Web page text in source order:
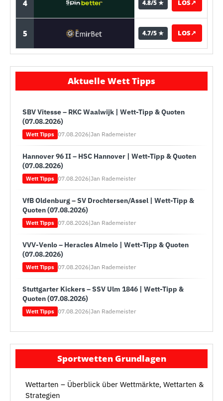
4 4.8/5 ★ LOS↗
5 4.7/5 ★ LOS↗
Aktuelle Wett Tipps
SBV Vitesse – RKC Waalwijk | Wett-Tipp & Quoten
(07.08.2026)
Wett Tipps 07.08.2026|Jan Rademeister
Hannover 96 II – HSC Hannover | Wett-Tipp & Quoten
(07.08.2026)
Wett Tipps 07.08.2026|Jan Rademeister
VfB Oldenburg – SV Drochtersen/Assel | Wett-Tipp &
Quoten (07.08.2026)
Wett Tipps 07.08.2026|Jan Rademeister
VVV-Venlo – Heracles Almelo | Wett-Tipp & Quoten
(07.08.2026)
Wett Tipps 07.08.2026|Jan Rademeister
Stuttgarter Kickers – SSV Ulm 1846 | Wett-Tipp &
Quoten (07.08.2026)
Wett Tipps 07.08.2026|Jan Rademeister
Sportwetten Grundlagen
Wettarten – Überblick über Wettmärkte, Wettarten &
Strategien